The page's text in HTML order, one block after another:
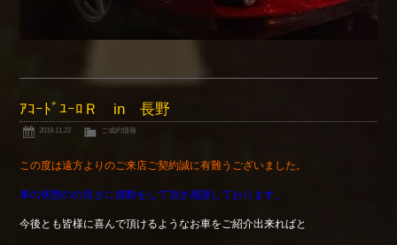
ｱｺｰﾄﾞﾕｰﾛＲ in 長野
2019.11.22 ご成約情報
この度は遠方よりのご来店ご契約誠に有難うございました。
車の状態のの良さに感動をして頂き感謝しております。
今後とも皆様に喜んで頂けるようなお車をご紹介出来ればと